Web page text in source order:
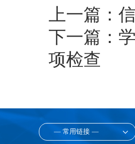
上一篇：
下一篇：
项检查
— 常用链接 —